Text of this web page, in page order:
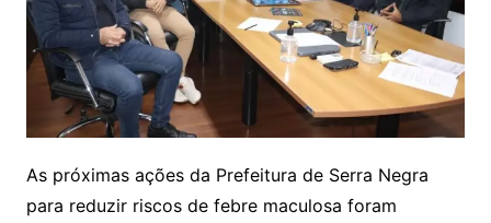
As próximas ações da Prefeitura de Serra Negra
para reduzir riscos de febre maculosa foram